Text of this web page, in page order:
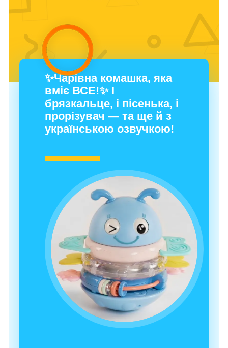
✨Чарівна комашка, яка
вміє ВСЕ!✨ І
брязкальце, і пісенька, і
прорізувач — та ще й з
українською озвучкою!